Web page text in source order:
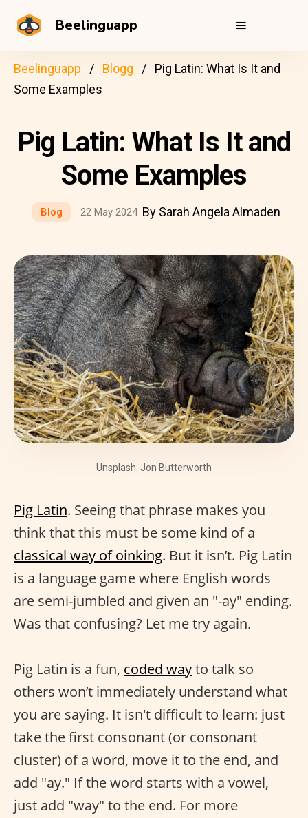
Beelinguapp
Beelinguapp Blogg
Pig Latin: What Is It and
Some Examples
Pig Latin: What Is It and
Some Examples
Blog 22 May 2024 By Sarah Angela Almaden
Unsplash: Jon Butterworth
Pig Latin. Seeing that phrase makes you
think that this must be some kind of a
classical way of oinking. But it isn’t. Pig Latin
is a language game where English words
are semi-jumbled and given an "-ay" ending.
Was that confusing? Let me try again.
Pig Latin is a fun, coded wayto talk so
others won’t immediately understand what
you are saying. It isn't difficult to learn: just
take the first consonant (or consonant
cluster) of a word, move it to the end, and
add "ay." If the word starts with a vowel,
just add "way" to the end. For more